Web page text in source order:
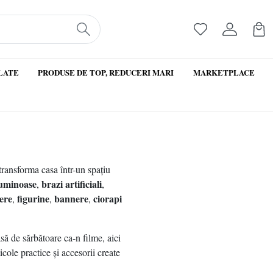
PRODUSE DE TOP, REDUCERI MARI MARKETPLACE
casa într-un spațiu
,brazi artificiali,
,figurine,bannere,ciorapi
de sărbătoare ca-n filme, aici
practice și accesorii create